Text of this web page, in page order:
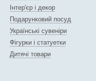
Інтер'єр і декор
Подарунковий посуд
Українські сувеніри
Фігурки і статуетки
Дитячі товари